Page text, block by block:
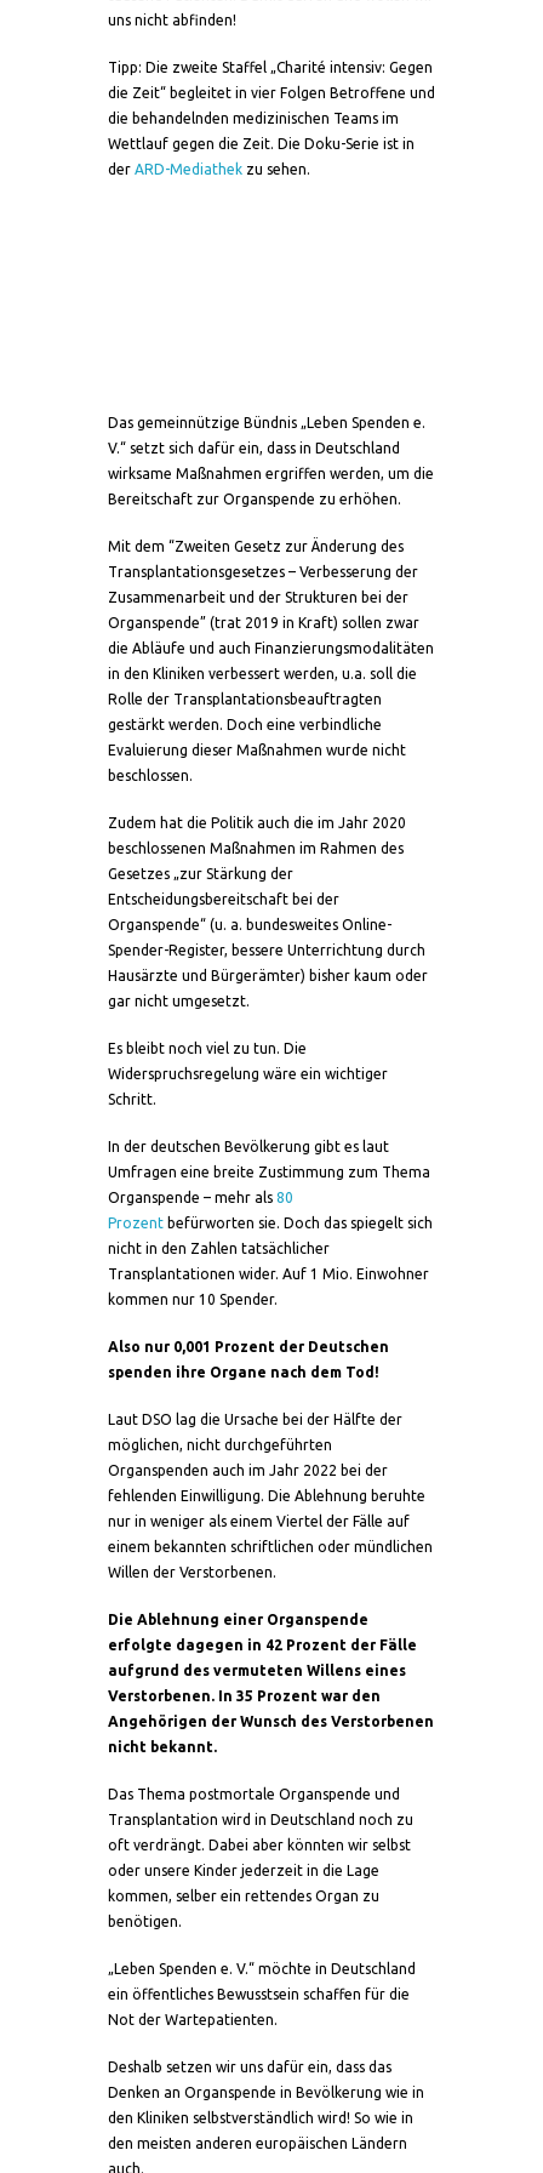
uns nicht abfinden!
Tipp: Die zweite Staffel „Charité intensiv: Gegen
die Zeit“ begleitet in vier Folgen Betroffene und
die behandelnden medizinischen Teams im
Wettlauf gegen die Zeit. Die Doku-Serie ist in
der ARD-Mediathek zu sehen.
Das gemeinnützige Bündnis „Leben Spenden e.
V.“ setzt sich dafür ein, dass in Deutschland
wirksame Maßnahmen ergriffen werden, um die
Bereitschaft zur Organspende zu erhöhen.
Mit dem “Zweiten Gesetz zur Änderung des
Transplantationsgesetzes – Verbesserung der
Zusammenarbeit und der Strukturen bei der
Organspende” (trat 2019 in Kraft) sollen zwar
die Abläufe und auch Finanzierungsmodalitäten
in den Kliniken verbessert werden, u.a. soll die
Rolle der Transplantationsbeauftragten
gestärkt werden. Doch eine verbindliche
Evaluierung dieser Maßnahmen wurde nicht
beschlossen.
Zudem hat die Politik auch die im Jahr 2020
beschlossenen Maßnahmen im Rahmen des
Gesetzes „zur Stärkung der
Entscheidungsbereitschaft bei der
Organspende“ (u. a. bundesweites Online-
Spender-Register, bessere Unterrichtung durch
Hausärzte und Bürgerämter) bisher kaum oder
gar nicht umgesetzt.
Es bleibt noch viel zu tun. Die
Widerspruchsregelung wäre ein wichtiger
Schritt.
In der deutschen Bevölkerung gibt es laut
Umfragen eine breite Zustimmung zum Thema
Organspende – mehr als 80
Prozent befürworten sie. Doch das spiegelt sich
nicht in den Zahlen tatsächlicher
Transplantationen wider. Auf 1 Mio. Einwohner
kommen nur 10 Spender.
Also nur 0,001 Prozent der Deutschen
spenden ihre Organe nach dem Tod!
Laut DSO lag die Ursache bei der Hälfte der
möglichen, nicht durchgeführten
Organspenden auch im Jahr 2022 bei der
fehlenden Einwilligung. Die Ablehnung beruhte
nur in weniger als einem Viertel der Fälle auf
einem bekannten schriftlichen oder mündlichen
Willen der Verstorbenen.
Die Ablehnung einer Organspende
erfolgte dagegen in 42 Prozent der Fälle
aufgrund des vermuteten Willens eines
Verstorbenen. In 35 Prozent war den
Angehörigen der Wunsch des Verstorbenen
nicht bekannt.
Das Thema postmortale Organspende und
Transplantation wird in Deutschland noch zu
oft verdrängt. Dabei aber könnten wir selbst
oder unsere Kinder jederzeit in die Lage
kommen, selber ein rettendes Organ zu
benötigen.
„Leben Spenden e. V.“ möchte in Deutschland
ein öffentliches Bewusstsein schaffen für die
Not der Wartepatienten.
Deshalb setzen wir uns dafür ein, dass das
Denken an Organspende in Bevölkerung wie in
den Kliniken selbstverständlich wird! So wie in
den meisten anderen europäischen Ländern
auch.